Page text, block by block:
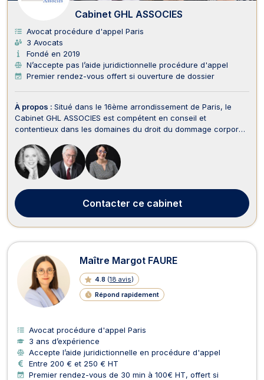
Cabinet GHL ASSOCIES
Avocat procédure d'appel Paris
3 Avocats
Fondé en 2019
N’accepte pas l’aide juridictionnelle procédure d'appel
Premier rendez-vous offert si ouverture de dossier
À propos : Situé dans le 16ème arrondissement de Paris, le
Cabinet GHL ASSOCIES est compétent en conseil et
contentieux dans les domaines du droit du dommage corporel,
assurances. L'expertise et l'expérience des avocats du
cabinet leur permettent de vous conseiller s...
Contacter ce cabinet
Maître Margot FAURE
4.8 (18 avis)
Répond rapidement
Avocat procédure d'appel Paris
3 ans d’expérience
Accepte l’aide juridictionnelle en procédure d'appel
Entre 200 € et 250 € HT
Premier rendez-vous de 30 min à 100€ HT, offert si